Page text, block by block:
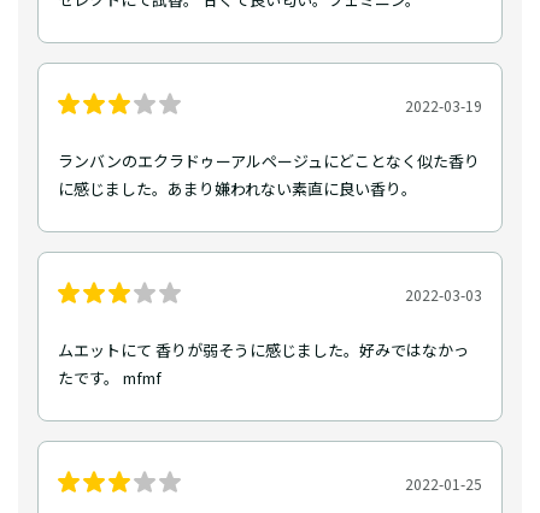
2022-03-19
ランバンのエクラドゥーアルページュにどことなく似た香り
に感じました。あまり嫌われない素直に良い香り。
2022-03-03
ムエットにて 香りが弱そうに感じました。好みではなかっ
たです。 mfmf
2022-01-25